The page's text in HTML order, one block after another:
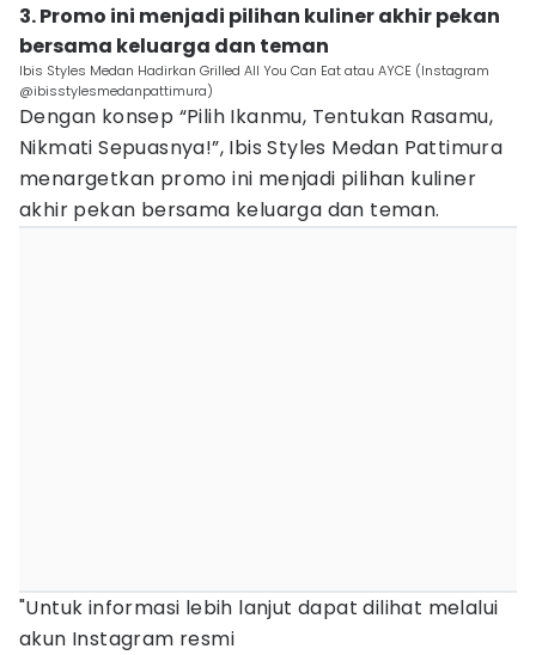
3. Promo ini menjadi pilihan kuliner akhir pekan
bersama keluarga dan teman
Ibis Styles Medan Hadirkan Grilled All You Can Eat atau AYCE (Instagram
@ibisstylesmedanpattimura)
Dengan konsep “Pilih Ikanmu, Tentukan Rasamu,
Nikmati Sepuasnya!”, Ibis Styles Medan Pattimura
menargetkan promo ini menjadi pilihan kuliner
akhir pekan bersama keluarga dan teman.
"Untuk informasi lebih lanjut dapat dilihat melalui
akun Instagram resmi